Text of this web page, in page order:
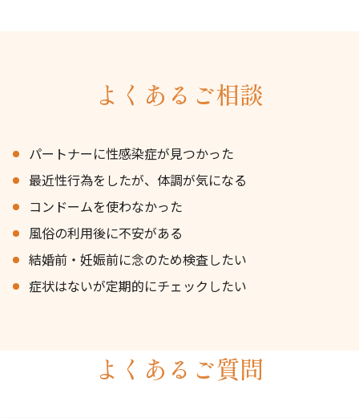
よくあるご相談
パートナーに性感染症が見つかった
最近性行為をしたが、体調が気になる
コンドームを使わなかった
風俗の利用後に不安がある
結婚前・妊娠前に念のため検査したい
症状はないが定期的にチェックしたい
よくあるご質問